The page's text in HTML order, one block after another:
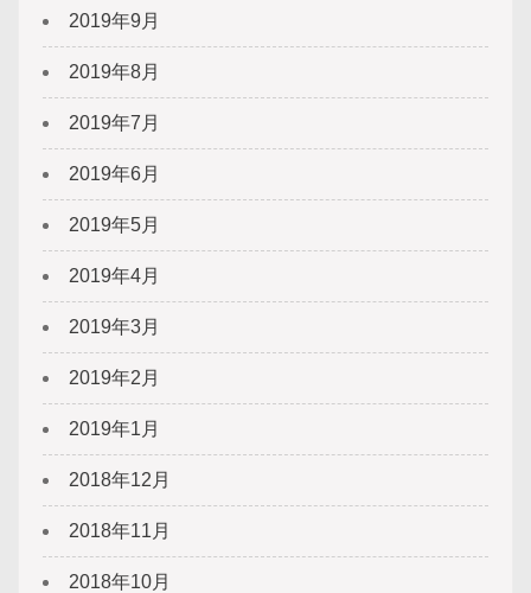
2019年9月
2019年8月
2019年7月
2019年6月
2019年5月
2019年4月
2019年3月
2019年2月
2019年1月
2018年12月
2018年11月
2018年10月